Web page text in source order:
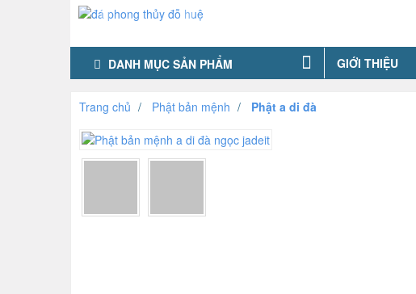
DANH MỤC SẢN PHẨM GIỚI THIỆU
Trang chủ Phật bản mệnh Phật a di đà